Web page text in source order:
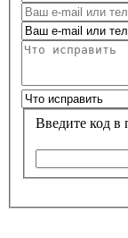
Введите код в